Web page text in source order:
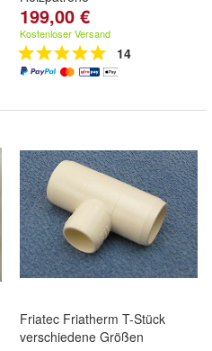
199,00 €
Kostenloser Versand
14
Friatec Friatherm T-Stück
verschiedene Größen